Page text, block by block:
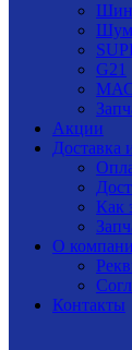
G21
Акции
Доставка
Как
О
Контакты